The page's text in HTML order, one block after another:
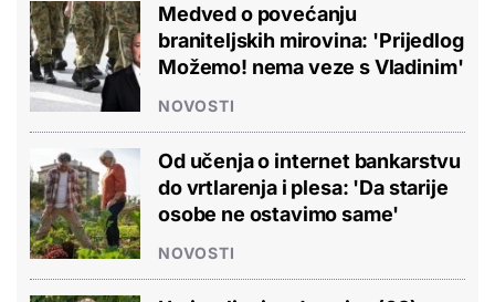
Medved o povećanju
braniteljskih mirovina: 'Prijedlog
Možemo! nema veze s Vladinim'
NOVOSTI
Od učenja o internet bankarstvu
do vrtlarenja i plesa: 'Da starije
osobe ne ostavimo same'
NOVOSTI